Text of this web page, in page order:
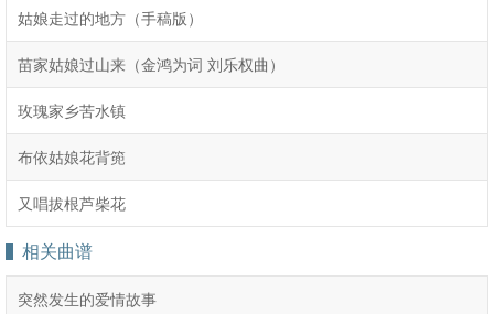
姑娘走过的地方（手稿版）
苗家姑娘过山来（金鸿为词 刘乐权曲）
玫瑰家乡苦水镇
布依姑娘花背篼
又唱拔根芦柴花
相关曲谱
突然发生的爱情故事